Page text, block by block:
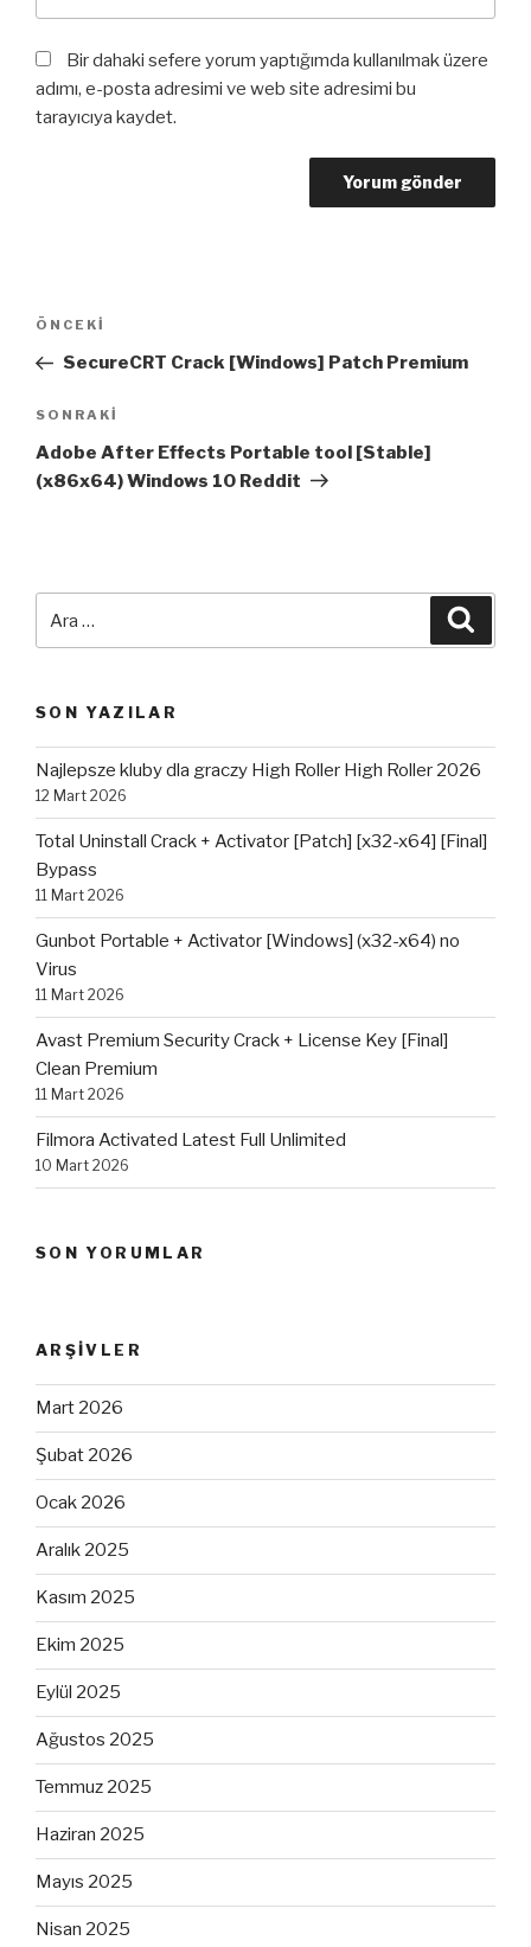
Bir dahaki sefere yorum yaptığımda kullanılmak üzere
adımı, e-posta adresimi ve web site adresimi bu
tarayıcıya kaydet.
Yazı
Önceki
Yazı
ÖNCEKI
SecureCRT Crack [Windows] Patch Premium
Sonraki
Yazı
SONRAKI
Adobe After Effects Portable tool [Stable]
(x86x64) Windows 10 Reddit
SON YAZILAR
Najlepsze kluby dla graczy High Roller High Roller 2026
12 Mart 2026
Total Uninstall Crack + Activator [Patch] [x32-x64] [Final]
Bypass
11 Mart 2026
Gunbot Portable + Activator [Windows] (x32-x64) no
Virus
11 Mart 2026
Avast Premium Security Crack + License Key [Final]
Clean Premium
11 Mart 2026
Filmora Activated Latest Full Unlimited
10 Mart 2026
SON YORUMLAR
ARŞIVLER
Mart 2026
Şubat 2026
Ocak 2026
Aralık 2025
Kasım 2025
Ekim 2025
Eylül 2025
Ağustos 2025
Temmuz 2025
Haziran 2025
Mayıs 2025
Nisan 2025